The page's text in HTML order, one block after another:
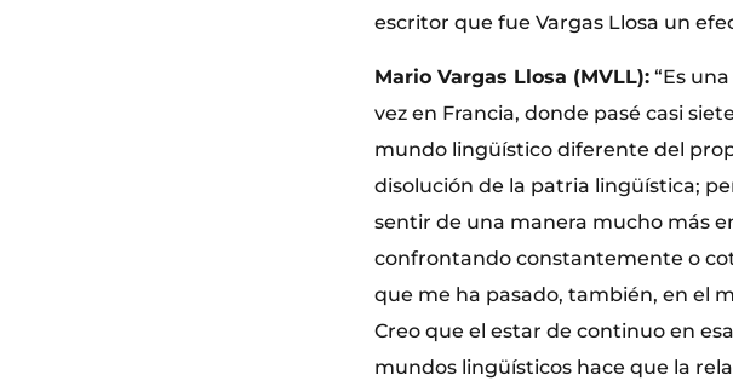
escritor que fue Vargas Llosa un
Mario Vargas Llosa (MVLL): “Es
vez en Francia, donde pasé casi
mundo lingüístico diferente del
disolución de la patria lingüística;
sentir de una manera mucho más
confrontando constantemente o
que me ha pasado, también, en el
Creo que el estar de continuo en
mundos lingüísticos hace que la